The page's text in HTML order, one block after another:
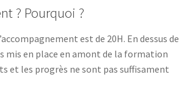
? Pourquoi ?
est de 20H. En dessus de
mis en place en amont de la formation
et les progrès ne sont pas suffisament